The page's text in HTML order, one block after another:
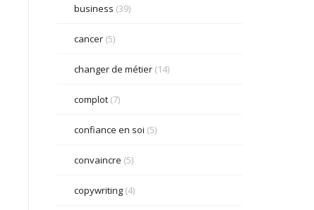
business (39)
cancer(5)
changer de métier(14)
complot(7)
confiance en soi (5)
convaincre (5)
copywriting(4)